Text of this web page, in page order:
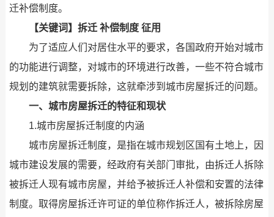
迁补偿制度。
【关键词】拆迁 补偿制度 征用
为了适应人们对居住水平的要求，各国政府开始对城市
的功能进行调整，对城市的环境进行改善，一些不符合城市
规划的建筑就需要拆除，这就牵涉到城市房屋拆迁的问题。
一、城市房屋拆迁的特征和现状
1.城市房屋拆迁制度的内涵
城市房屋拆迁制度，是指在城市规划区国有土地上，因
城市建设发展的需要，经政府有关部门审批，由拆迁人拆除
被拆迁人现有城市房屋，并给予被拆迁人补偿和安置的法律
制度。取得房屋拆迁许可证的单位称作拆迁人，被拆除房屋